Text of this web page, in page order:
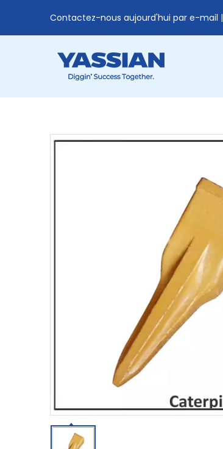
Contactez-nous aujourd'hui par e-mail |